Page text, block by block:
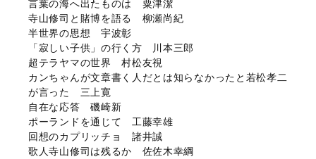
言葉の海へ出たものは 粟津潔
寺山修司と賭博を語る 柳瀬尚紀
半世界の思想 宇波彰
「寂しい子供」の行く方 川本三郎
超テラヤマの世界 村松友視
カンちゃんが文章書く人だとは知らなかったと若松孝二
が言った 三上寛
自在な応答 磯崎新
ポーランドを通じて 工藤幸雄
回想のカプリッチョ 諸井誠
歌人寺山修司は残るか 佐佐木幸綱